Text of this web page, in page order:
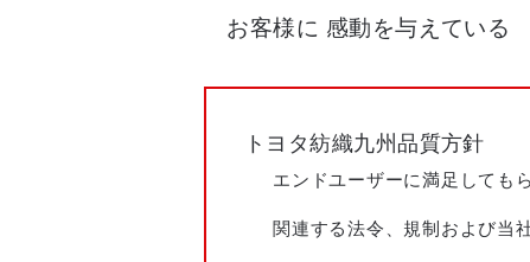
お客様に 感動を与えている
トヨタ紡織九州品質方針
エンドユーザーに満足しても
関連する法令、規制および当